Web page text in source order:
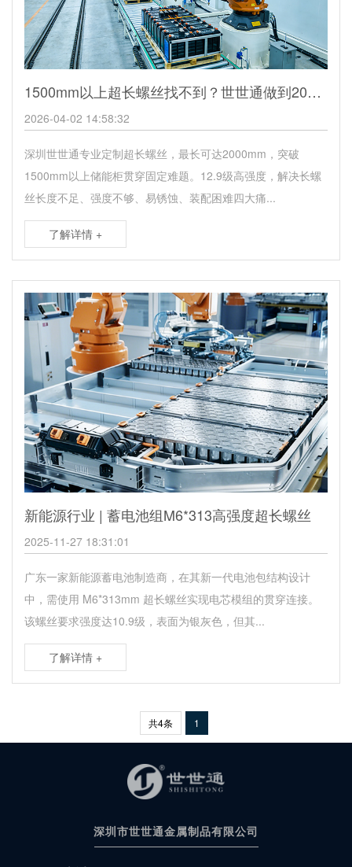
1500mm以上超长螺丝找不到？世世通做到2000mm，破解储能柜贯穿固定困局
2026-04-02 14:58:32
深圳世世通专业定制超长螺丝，最长可达2000mm，突破
1500mm以上储能柜贯穿固定难题。12.9级高强度，解决长螺
丝长度不足、强度不够、易锈蚀、装配困难四大痛...
了解详情 +
新能源行业 | 蓄电池组M6*313高强度超长螺丝
2025-11-27 18:31:01
广东一家新能源蓄电池制造商，在其新一代电池包结构设计
中，需使用 M6*313mm 超长螺丝实现电芯模组的贯穿连接。
该螺丝要求强度达10.9级，表面为银灰色，但其...
了解详情 +
共4条 1
深圳市世世通金属制品有限公司